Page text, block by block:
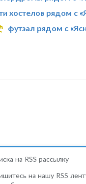
хостелов рядом с
футзал рядом с
на RSS рассылку
на нашу RSS